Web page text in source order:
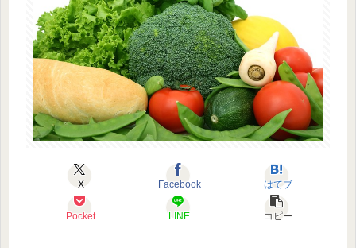
X Facebook はてブ
Pocket LINE コピー